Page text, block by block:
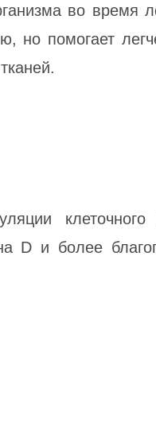
во время
но помогает
клеточного
D и более